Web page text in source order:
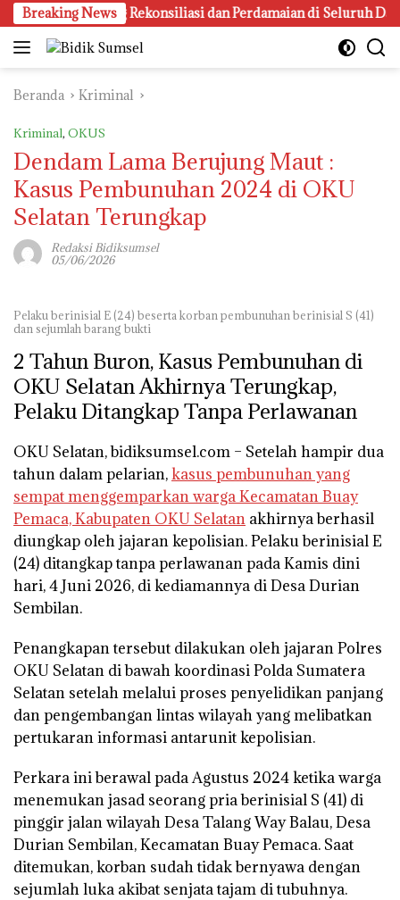
Langsung
ke
konten
Breaking News
Kampung Rekonsiliasi dan Perdamaian di Seluruh Daerah
Beranda Kriminal
Kriminal, OKUS
Dendam Lama Berujung Maut :
Kasus Pembunuhan 2024 di OKU
Selatan Terungkap
Redaksi Bidiksumsel
05/06/2026
Pelaku berinisial E (24) beserta korban pembunuhan berinisial S (41)
dan sejumlah barang bukti
2 Tahun Buron, Kasus Pembunuhan di
OKU Selatan Akhirnya Terungkap,
Pelaku Ditangkap Tanpa Perlawanan
OKU Selatan, bidiksumsel.com – Setelah hampir dua
tahun dalam pelarian,kasus pembunuhan yang
sempat menggemparkan warga Kecamatan Buay
Pemaca, Kabupaten OKU Selatan akhirnya berhasil
diungkap oleh jajaran kepolisian. Pelaku berinisial E
(24) ditangkap tanpa perlawanan pada Kamis dini
hari, 4 Juni 2026, di kediamannya di Desa Durian
Sembilan.
Penangkapan tersebut dilakukan oleh jajaranPolres
OKU Selatan di bawah koordinasiPolda Sumatera
Selatan setelah melalui proses penyelidikan panjang
dan pengembangan lintas wilayah yang melibatkan
pertukaran informasi antarunit kepolisian.
Perkara ini berawal pada Agustus 2024 ketika warga
menemukan jasad seorang pria berinisial S (41) di
pinggir jalan wilayah Desa Talang Way Balau, Desa
Durian Sembilan, Kecamatan Buay Pemaca. Saat
ditemukan, korban sudah tidak bernyawa dengan
sejumlah luka akibat senjata tajam di tubuhnya.